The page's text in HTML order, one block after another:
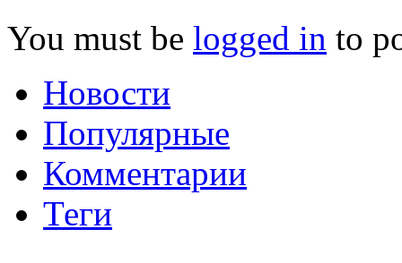
You must be logged in to
Новости
Популярные
Комментарии
Теги